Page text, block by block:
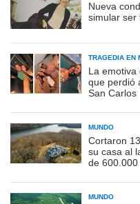
Nueva
simular ser
TRAGEDIA EN
La emotiva
que perdió
San Carlos
MUNDO
Cortaron
su casa al
de
MUNDO